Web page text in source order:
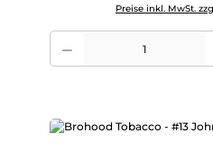
Preise inkl. MwSt.
Produkt Anzahl: Gib den